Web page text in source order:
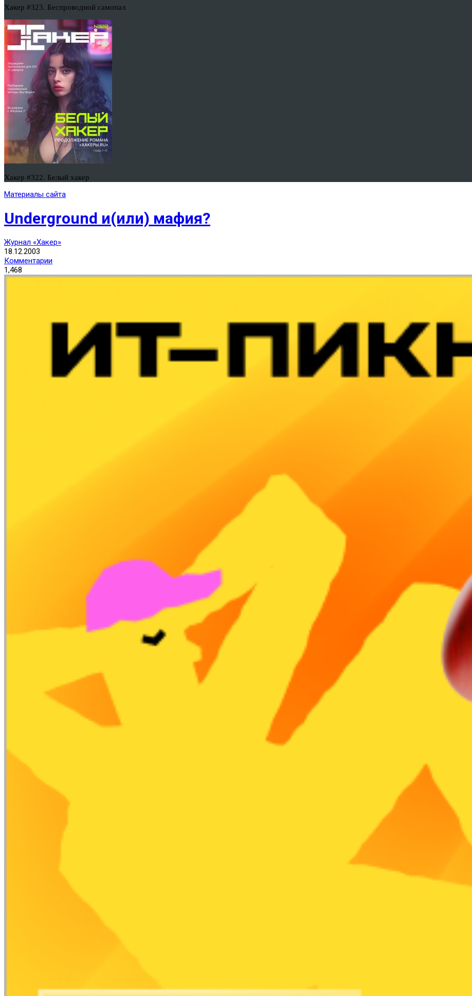
Хакер #323. Беспроводной самопал
Хакер #322. Белый хакер
Материалы сайта
Underground и(или) мафия?
Журнал «Хакер»
18.12.2003
Комментарии
1,468